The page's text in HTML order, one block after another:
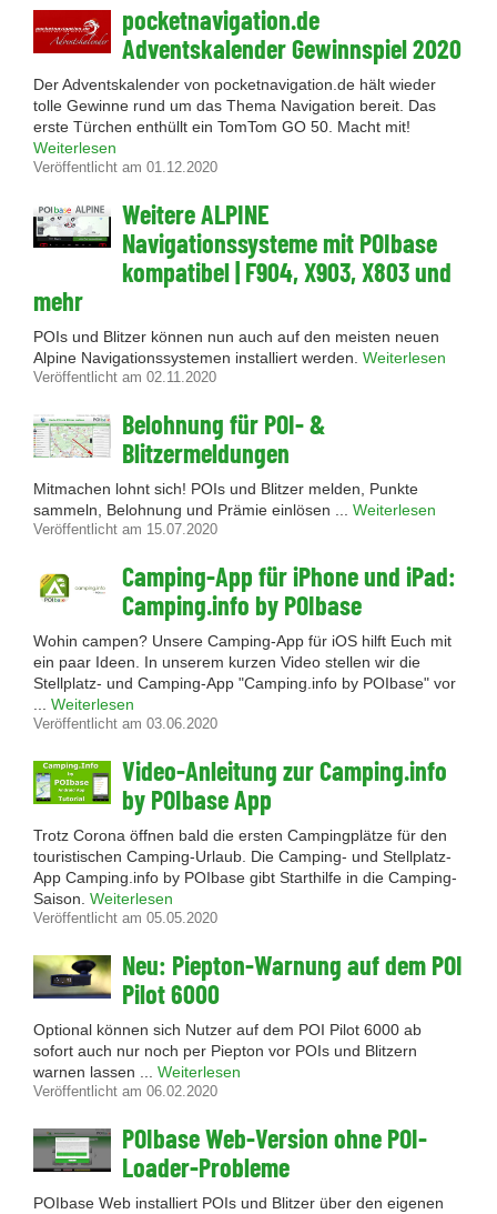
pocketnavigation.de
Adventskalender Gewinnspiel 2020
Der Adventskalender von pocketnavigation.de hält wieder
tolle Gewinne rund um das Thema Navigation bereit. Das
erste Türchen enthüllt ein TomTom GO 50. Macht mit!
Weiterlesen
Veröffentlicht am 01.12.2020
Weitere ALPINE
Navigationssysteme mit POIbase
kompatibel | F904, X903, X803 und
mehr
POIs und Blitzer können nun auch auf den meisten neuen
Alpine Navigationssystemen installiert werden. Weiterlesen
Veröffentlicht am 02.11.2020
Belohnung für POI- &
Blitzermeldungen
Mitmachen lohnt sich! POIs und Blitzer melden, Punkte
sammeln, Belohnung und Prämie einlösen ... Weiterlesen
Veröffentlicht am 15.07.2020
Camping-App für iPhone und iPad:
Camping.info by POIbase
Wohin campen? Unsere Camping-App für iOS hilft Euch mit
ein paar Ideen. In unserem kurzen Video stellen wir die
Stellplatz- und Camping-App "Camping.info by POIbase" vor
Weiterlesen
Veröffentlicht am 03.06.2020
Video-Anleitung zur Camping.info
by POIbase App
Trotz Corona öffnen bald die ersten Campingplätze für den
touristischen Camping-Urlaub. Die Camping- und Stellplatz-
App Camping.info by POIbase gibt Starthilfe in die Camping-
Saison. Weiterlesen
Veröffentlicht am 05.05.2020
Neu: Piepton-Warnung auf dem POI
Pilot 6000
Optional können sich Nutzer auf dem POI Pilot 6000 ab
sofort auch nur noch per Piepton vor POIs und Blitzern
warnen lassen ... Weiterlesen
Veröffentlicht am 06.02.2020
POIbase Web-Version ohne POI-
Loader-Probleme
POIbase Web installiert POIs und Blitzer über den eigenen